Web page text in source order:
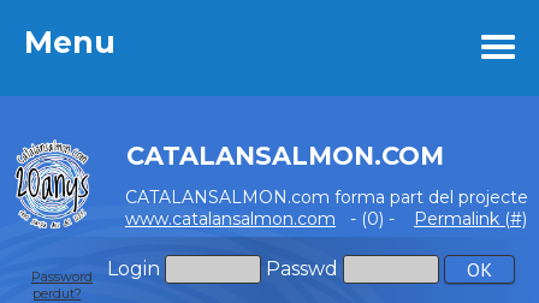
Menu
CATALANSALMON.COM
CATALANSALMON.com forma part del projecte
www.catalansalmon.com - (0) - Permalink (#)
Login Passwd
Password
perdut?
Menu